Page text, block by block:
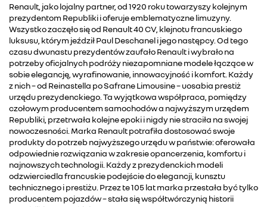
Renault, jako lojalny partner, od 1920 roku towarzyszy kolejnym
prezydentom Republiki i oferuje emblematyczne limuzyny.
Wszystko zaczęło się od Renault 40 CV, klejnotu francuskiego
luksusu, którym jeździł Paul Deschanel i jego następcy. Od tego
czasu dwunastu prezydentów zaufało Renault i wybrało na
potrzeby oficjalnych podróży niezapomniane modele łączące w
sobie elegancję, wyrafinowanie, innowacyjność i komfort. Każdy
z nich – od Reinastella po Safrane Limousine – uosabia prestiż
urzędu prezydenckiego. Ta wyjątkowa współpraca, pomiędzy
czołowym producentem samochodów a najwyższym urzędem
Republiki, przetrwała kolejne epoki i nigdy nie straciła na swojej
nowoczesności. Marka Renault potrafiła dostosować swoje
produkty do potrzeb najwyższego urzędu w państwie: oferowała
odpowiednie rozwiązania w zakresie opancerzenia, komfortu i
najnowszych technologii. Każdy z prezydenckich modeli
odzwierciedla francuskie podejście do elegancji, kunsztu
technicznego i prestiżu. Przez te 105 lat marka przestała być tylko
producentem pojazdów – stała się współtwórczynią historii